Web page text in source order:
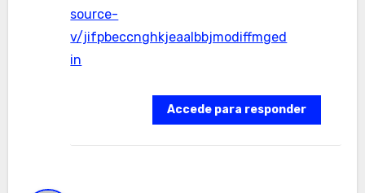
source-
v/jifpbeccnghkjeaalbbjmodiffmged
in
Accede para responder